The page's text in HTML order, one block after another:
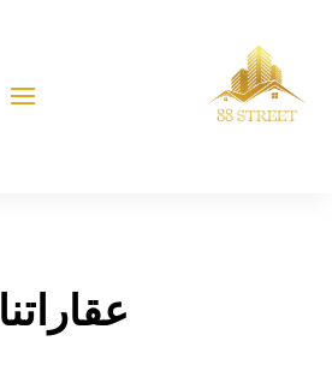
عقاراتنا